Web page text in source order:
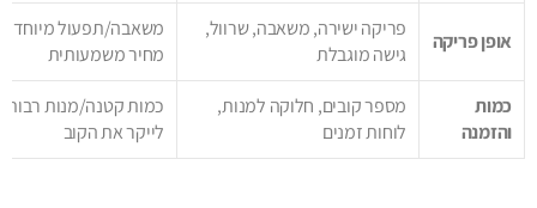
אופן פריקה
פריקה ישירה, משאבה, שרוול,
גישה מוגבלת
משאבה/תפעול מיוחד
מחיר משמעותית
כמות
והזמנה
מספר קובים, חלוקה למנות,
לוחות זמנים
כמות קטנה/מנות רבות
לייקר את הקוב